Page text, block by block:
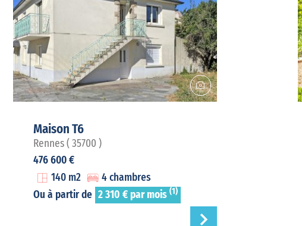
Maison T6
Rennes ( 35700 )
476 600 €
140 m2
4 chambres
Ou à partir de 2 310 € par mois (1)